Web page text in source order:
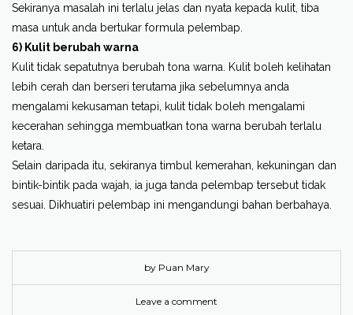
Sekiranya masalah ini terlalu jelas dan nyata kepada kulit, tiba
masa untuk anda bertukar formula pelembap.
6) Kulit berubah warna
Kulit tidak sepatutnya berubah tona warna. Kulit boleh kelihatan
lebih cerah dan berseri terutama jika sebelumnya anda
mengalami kekusaman tetapi, kulit tidak boleh mengalami
kecerahan sehingga membuatkan tona warna berubah terlalu
ketara.
Selain daripada itu, sekiranya timbul kemerahan, kekuningan dan
bintik-bintik pada wajah, ia juga tanda pelembap tersebut tidak
sesuai. Dikhuatiri pelembap ini mengandungi bahan berbahaya.
by Puan Mary
Leave a comment